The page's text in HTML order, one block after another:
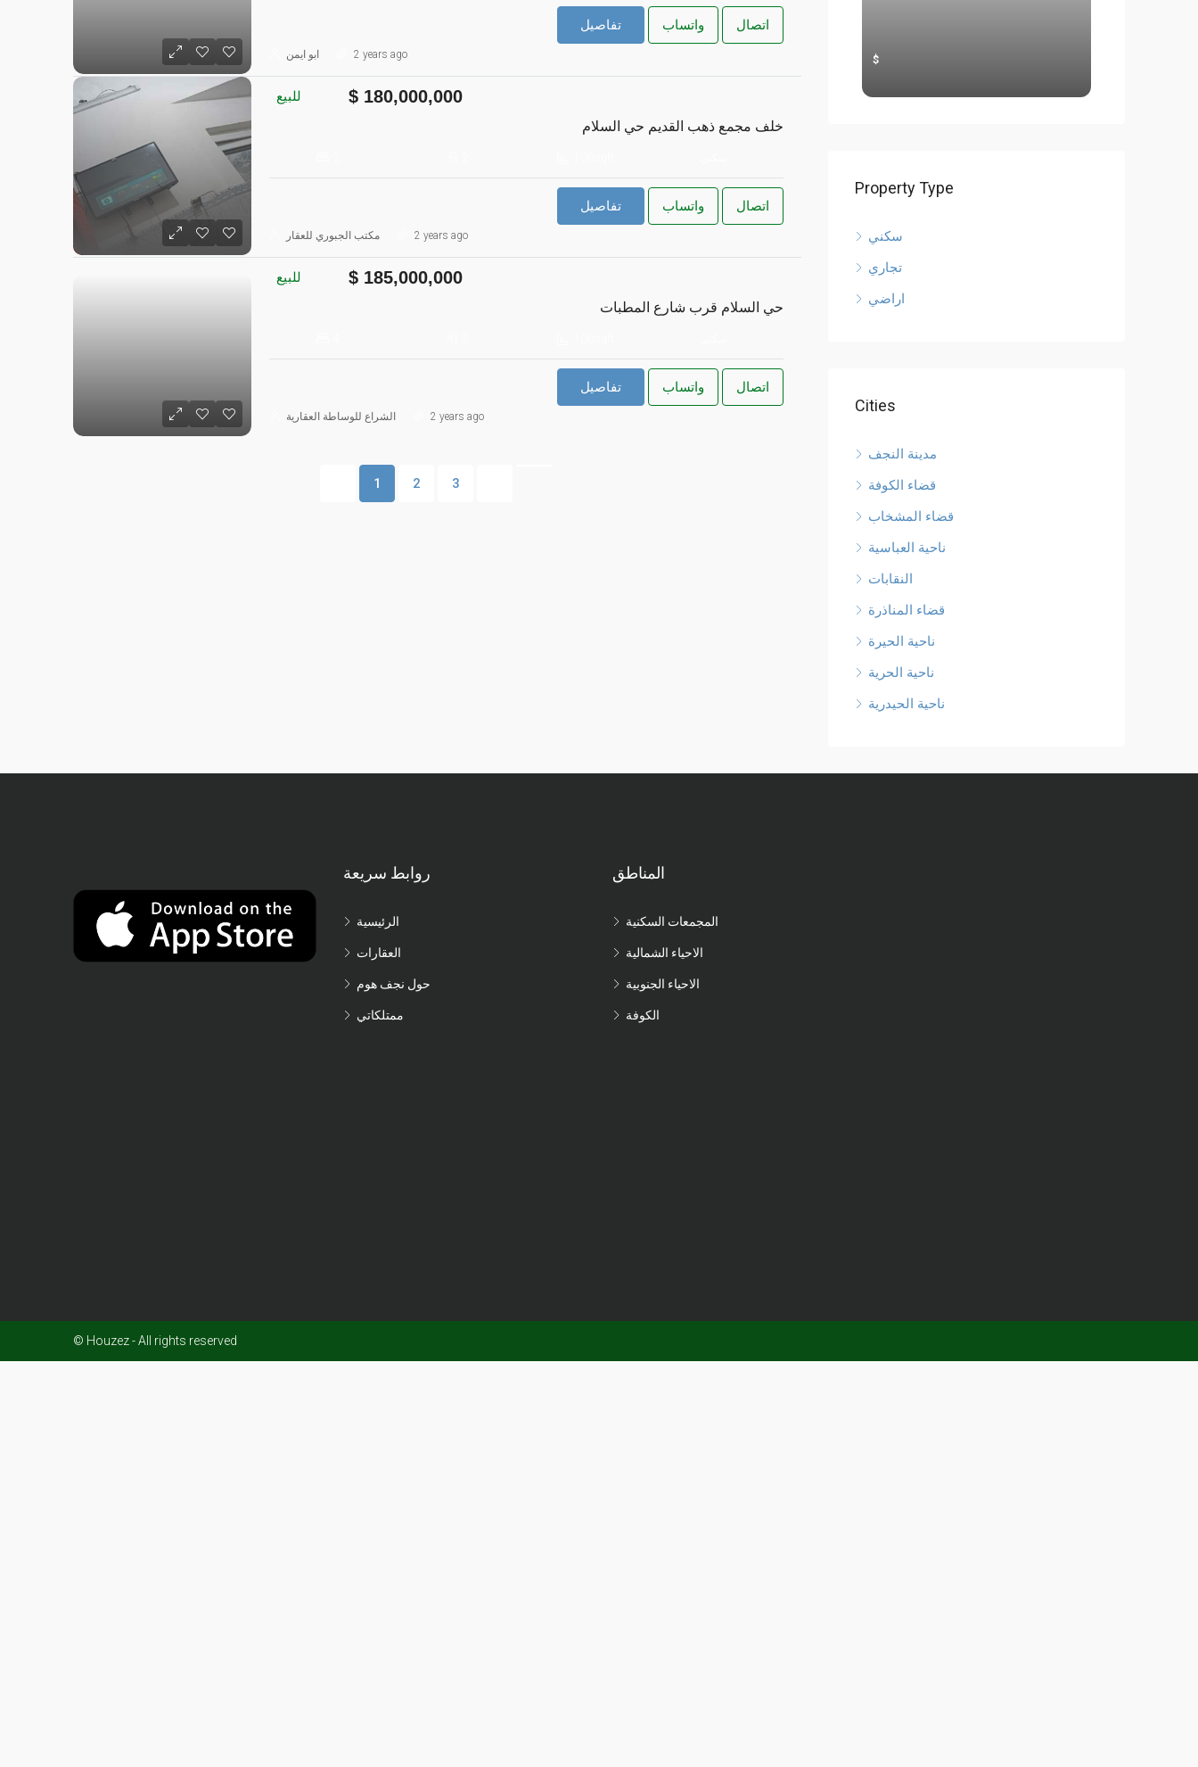
تفاصيل واتساب اتصال
ابو ايمن 2 years ago
للبيع
خلف مجمع ذهب القديم حي السلام
180,000,000
تفاصيل واتساب اتصال
مكتب الجبوري للعقار 2 years ago
للبيع
حي السلام قرب شارع المطبات
185,000,000
تفاصيل واتساب اتصال
الشراع للوساطة العقارية 2 years ago
1 2 3
Property Type
سكني
تجاري
اراضي
Cities
مدينة النجف
قضاء الكوفة
قضاء المشخاب
ناحية العباسية
النقابات
قضاء المناذرة
ناحية الحيرة
ناحية الحرية
ناحية الحيدرية
روابط سريعة
الرئيسية
العقارات
حول نجف هوم
ممتلكاتي
المناطق
المجمعات السكنية
الاحياء الشمالية
الاحياء الجنوبية
الكوفة
© Houzez - All rights reserved